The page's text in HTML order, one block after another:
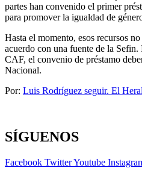
partes han convenido el primer
para promover la igualdad de
Hasta el momento, esos recursos
acuerdo con una fuente de la Sefin.
CAF, el convenio de préstamo
Nacional.
Por: Luis Rodríguez seguir. El
SÍGUENOS
Facebook TwitterYoutube